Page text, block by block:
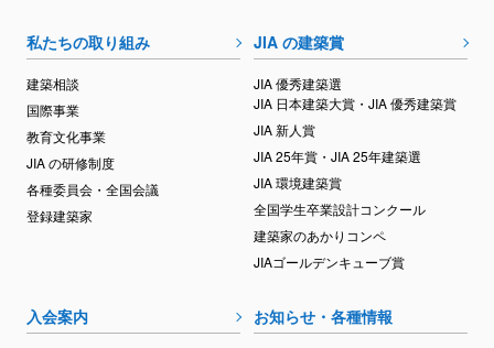
私たちの取り組み
建築相談
国際事業
教育文化事業
JIA の研修制度
各種委員会・全国会議
登録建築家
JIA の建築賞
JIA 優秀建築選
JIA 日本建築大賞・JIA 優秀建築賞
JIA 新人賞
JIA 25年賞・JIA 25年建築選
JIA 環境建築賞
全国学生卒業設計コンクール
建築家のあかりコンペ
JIAゴールデンキューブ賞
入会案内 お知らせ・各種情報